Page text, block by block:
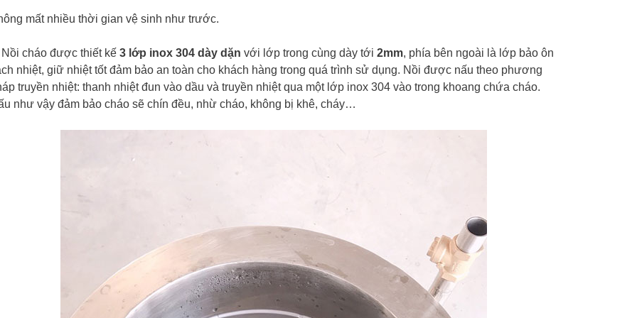
mất nhiều thời gian vệ sinh như trước.
Nồi cháo được thiết kế 3 lớp inox 304 dày dặn với lớp trong cùng dày tới 2mm, phía bên ngoài là lớp bảo ôn
nhiệt, giữ nhiệt tốt đảm bảo an toàn cho khách hàng trong quá trình sử dụng. Nồi được nấu theo phương
truyền nhiệt: thanh nhiệt đun vào dầu và truyền nhiệt qua một lớp inox 304 vào trong khoang chứa cháo.
như vậy đảm bảo cháo sẽ chín đều, nhừ cháo, không bị khê, cháy…